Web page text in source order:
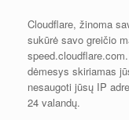
Cloudflare, žinoma
sukūrė savo greičio
dėmesys skiriamas
nesaugoti jūsų IP
24 valandų.